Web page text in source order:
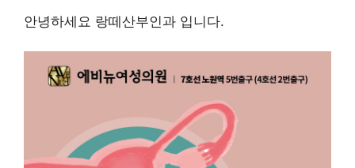
안녕하세요 랑떼산부인과 입니다.